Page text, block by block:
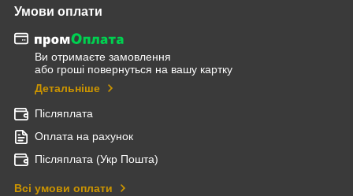
Умови оплати
Ви отримаєте замовлення
або гроші повернуться на вашу картку
Детальніше
Післяплата
Оплата на рахунок
Післяплата (Укр Пошта)
Всі умови оплати